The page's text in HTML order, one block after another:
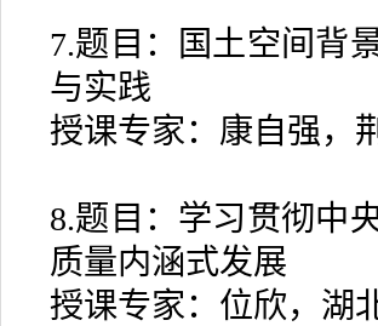
7.题目：国土空间背
与实践
授课专家：康自强，
8.题目：学习贯彻中
质量内涵式发展
授课专家：位欣，湖